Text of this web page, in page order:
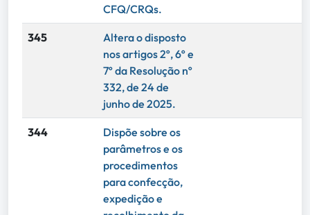
CFQ/CRQs.
345
Altera o disposto
nos artigos 2º, 6º e
7º da Resolução nº
332, de 24 de
junho de 2025.
344
Dispõe sobre os
parâmetros e os
procedimentos
para confecção,
expedição e